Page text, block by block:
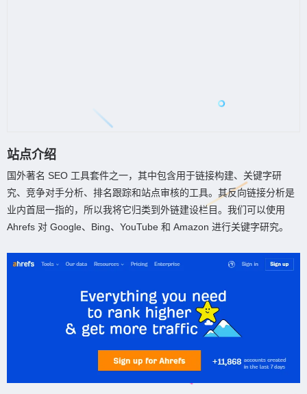
站点介绍
国外著名 SEO 工具套件之一，其中包含用于链接构建、关键字研
究、竞争对手分析、排名跟踪和站点审核的工具。其反向链接分析是
业内首屈一指的，所以我将它归类到外链建设栏目。我们可以使用
Ahrefs 对 Google、Bing、YouTube 和 Amazon 进行关键字研究。